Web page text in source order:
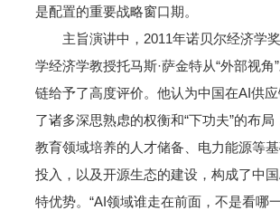
是配置的重要战略窗口期。
主旨演讲中，2011年诺贝尔经济学
学经济学教授托马斯·萨金特从“外部视角
链给予了高度评价。他认为中国在AI供
了诸多深思熟虑的权衡和“下功夫”的布
教育领域培养的人才储备、电力能源等
投入，以及开源生态的建设，构成了中
特优势。“AI领域谁走在前面，不是看哪